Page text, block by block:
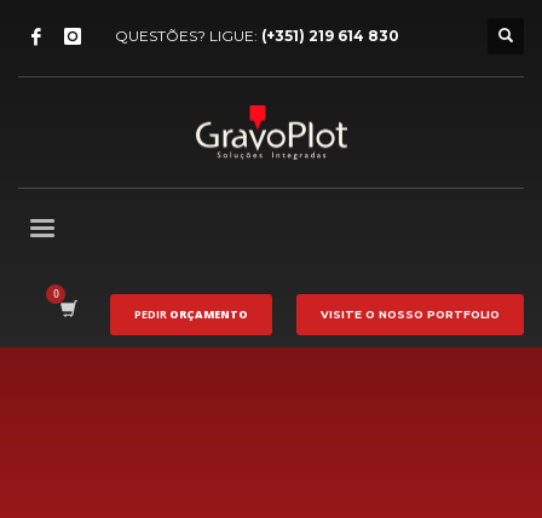
QUESTÕES? LIGUE: (+351) 219 614 830
PEDIR ORÇAMENTO VISITE O NOSSO PORTFOLIO